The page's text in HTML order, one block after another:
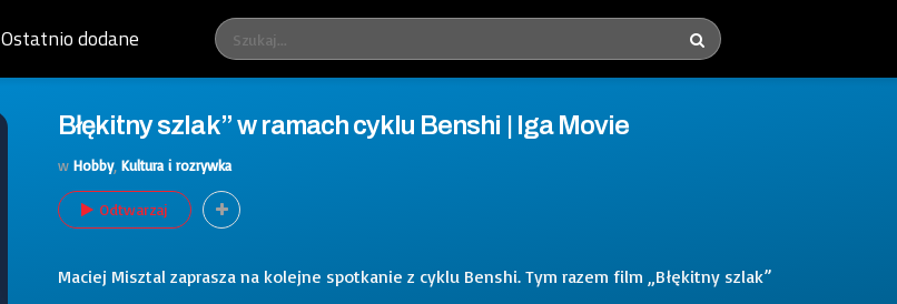
Ostatnio dodane
Błękitny szlak” w ramach cyklu Benshi | Iga Movie
w Hobby, Kultura i rozrywka
Odtwarzaj
Maciej Misztal zaprasza na kolejne spotkanie z cyklu Benshi. Tym razem film „Błękitny szlak”